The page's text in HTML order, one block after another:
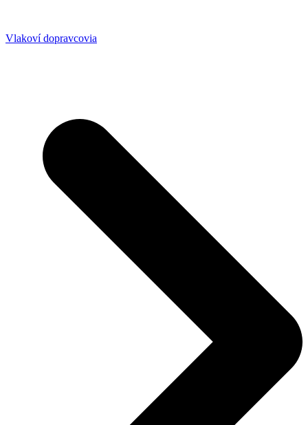
Vlakoví dopravcovia